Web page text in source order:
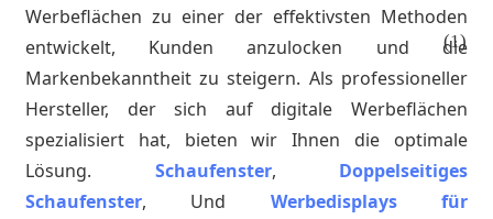
Werbeflächen zu einer der effektivsten Methoden
entwickelt, Kunden anzulocken und die
Markenbekanntheit zu steigern. Als professioneller
Hersteller, der sich auf digitale Werbeflächen
spezialisiert hat, bieten wir Ihnen die optimale
Lösung. Schaufenster, Doppelseitiges
Schaufenster, Und Werbedisplays für